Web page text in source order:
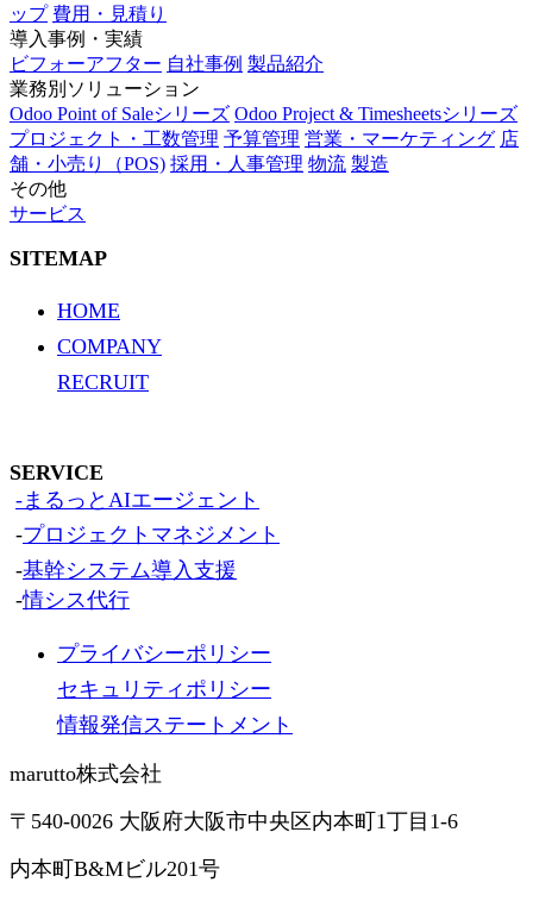
ップ 費用・見積り
導入事例・実績
ビフォーアフター 自社事例 製品紹介
業務別ソリューション
Odoo Point of Saleシリーズ Odoo Project & Timesheetsシリーズ
プロジェクト・工数管理 予算管理 営業・マーケティング 店
舗・小売り（POS) 採用・人事管理 物流 製造
その他
サービス
SITEMAP
HOME
COMPANY
RECRUIT
SERVICE
-まるっとAIエージェント
-プロジェクトマネジメント
-基幹システム導入支援
-情シス代行
プライバシーポリシー
セキュリティポリシー
情報発信ステートメント
marutto株式会社
〒540-0026 大阪府大阪市中央区内本町1丁目1-6
内本町B&Mビル201号